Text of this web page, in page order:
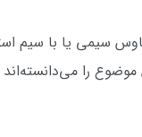
سیمی یا با سیم
موضوع را